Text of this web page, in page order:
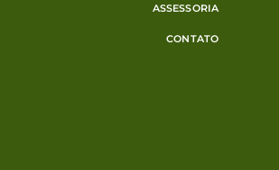
ASSESSORIA
CONTATO